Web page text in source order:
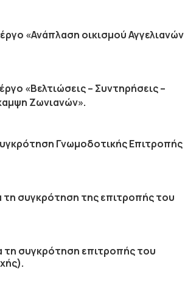
«Ανάπλαση οικισμού Αγγελιανών
«Βελτιώσεις – Συντηρήσεις –
Ζωνιανών».
Γνωμοδοτικής Επιτροπής
συγκρότηση της επιτροπής του
συγκρότηση επιτροπής του